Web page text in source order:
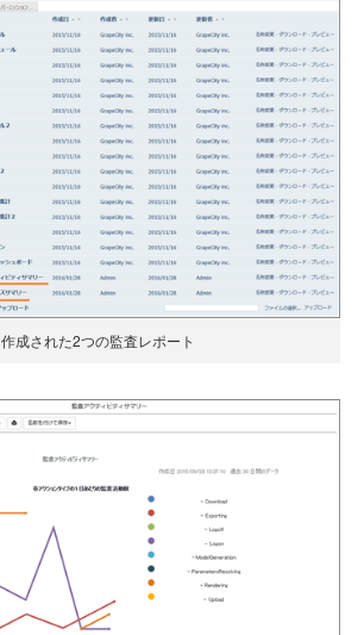
作成された2つの監査レポート